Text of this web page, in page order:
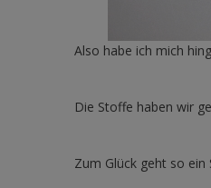
Also habe ich mich
Die Stoffe haben wir
Zum Glück geht so ein